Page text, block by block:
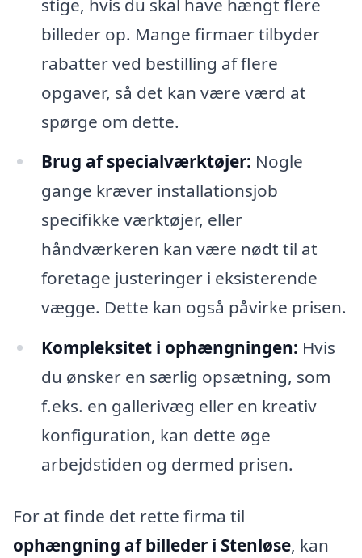
billeder op. Mange firmaer tilbyder
rabatter ved bestilling af flere
opgaver, så det kan være værd at
spørge om dette.
Brug af specialværktøjer: Nogle
gange kræver installationsjob
specifikke værktøjer, eller
håndværkeren kan være nødt til at
foretage justeringer i eksisterende
vægge. Dette kan også påvirke prisen.
Kompleksitet i ophængningen: Hvis
du ønsker en særlig opsætning, som
f.eks. en gallerivæg eller en kreativ
konfiguration, kan dette øge
arbejdstiden og dermed prisen.
For at finde det rette firma til
ophængning af billeder i Stenløse, kan